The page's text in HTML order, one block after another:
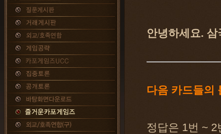
안녕하세요. 삼
다음 카드들의
정답은 1번 ~